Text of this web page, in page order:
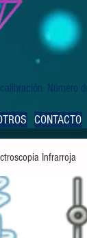
Número
CONTACTO
Infrarroja